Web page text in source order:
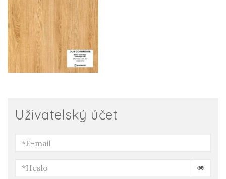
Uživatelský účet